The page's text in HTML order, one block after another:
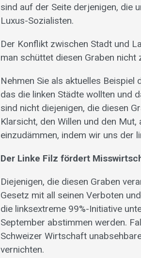
sind auf der Seite derjenigen, die
Luxus-Sozialisten.
Der Konflikt zwischen Stadt und
man schüttet diesen Graben
Nehmen Sie als aktuelles
das die linken Städte wollten und
sind nicht diejenigen, die diesen
Klarsicht, den Willen und den
einzudämmen, indem wir uns der
Der Linke Filz fördert
Diejenigen, die diesen Graben
Gesetz mit all seinen Verboten
die linksextreme 99%-Initiative
September abstimmen werden.
Schweizer Wirtschaft
vernichten.